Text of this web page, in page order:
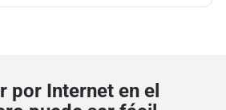
por Internet en el